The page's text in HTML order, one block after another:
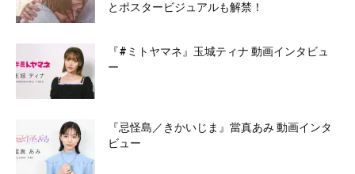
とポスタービジュアルも解禁！
『#ミトヤマネ』玉城ティナ 動画インタビュ
ー
『忌怪島／きかいじま』當真あみ 動画インタ
ビュー